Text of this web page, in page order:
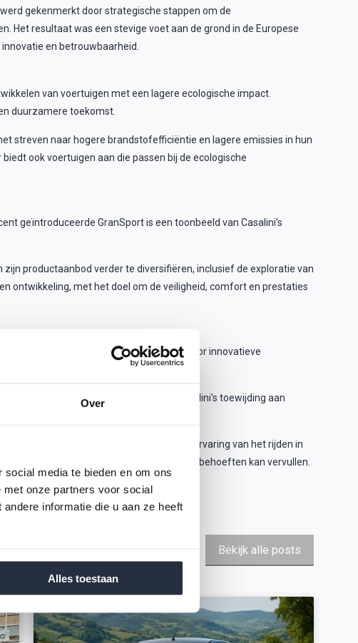
Over
media te bieden en om ons
onze partners voor social
informatie die u aan ze heeft
Alles toestaan
gekenmerkt door strategische stappen om de
Het resultaat was een stevige voet aan de grond in de Europese
en betrouwbaarheid.
van voertuigen met een lagere ecologische impact.
duurzamere toekomst.
streven naar hogere brandstofefficiëntie en lagere emissies in hun
ook voertuigen aan die passen bij de ecologische
geïntroduceerde GranSport is een toonbeeld van Casalini's
productaanbod verder te diversifiëren, inclusief de exploratie van
ontwikkeling, met het doel om de veiligheid, comfort en prestaties
geleverd aan de mobiliteitssector door innovatieve
veranderd.
industrie. Door de jaren heen heeft Casalini's toewijding aan
Casalini Nederland
Bezoek onze showroom om de unieke ervaring van het rijden in
een Casalini brommobiel uw mobiliteitsbehoeften kan vervullen.
Bekijk alle posts